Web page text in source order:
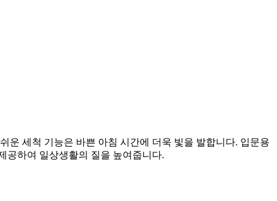
운 세척 기능은 바쁜 아침 시간에 더욱 빛을 발합니다. 입문용
공하여 일상생활의 질을 높여줍니다.